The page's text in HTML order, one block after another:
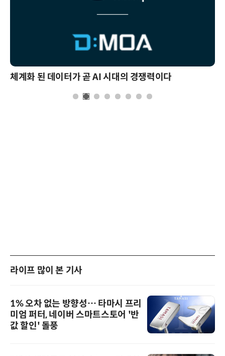
체계화 된 데이터가 곧 AI 시대의 경쟁력이다
라이프 많이 본 기사
1% 오차 없는 방향성… 타마시 프리
미엄 퍼터, 네이버 스마트스토어 '반
값 할인' 돌풍